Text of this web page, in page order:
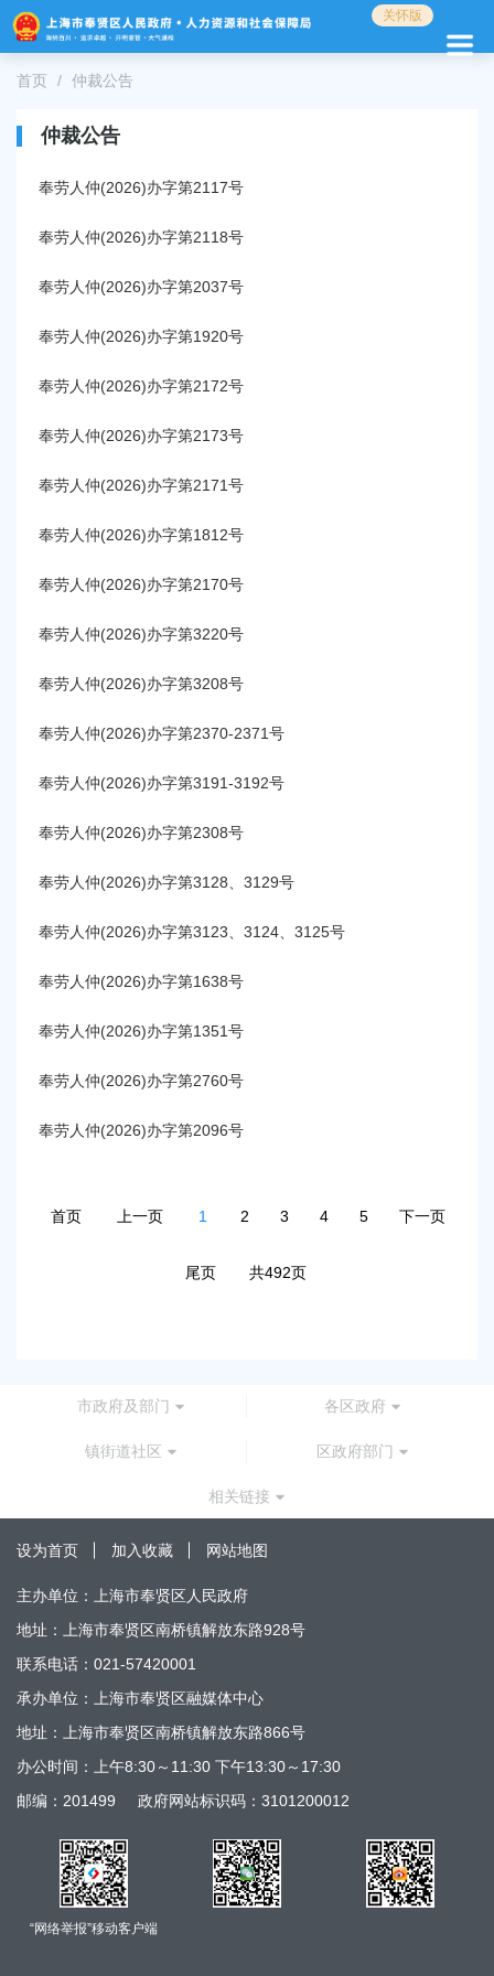
障
碍
关怀版
首页 仲裁公告
仲裁公告
奉劳人仲(2026)办字第2117号
奉劳人仲(2026)办字第2118号
奉劳人仲(2026)办字第2037号
奉劳人仲(2026)办字第1920号
奉劳人仲(2026)办字第2172号
奉劳人仲(2026)办字第2173号
奉劳人仲(2026)办字第2171号
奉劳人仲(2026)办字第1812号
奉劳人仲(2026)办字第2170号
奉劳人仲(2026)办字第3220号
奉劳人仲(2026)办字第3208号
奉劳人仲(2026)办字第2370-2371号
奉劳人仲(2026)办字第3191-3192号
奉劳人仲(2026)办字第2308号
奉劳人仲(2026)办字第3128、3129号
奉劳人仲(2026)办字第3123、3124、3125号
奉劳人仲(2026)办字第1638号
奉劳人仲(2026)办字第1351号
奉劳人仲(2026)办字第2760号
奉劳人仲(2026)办字第2096号
首页 上一页 1 2 3 4 5 下一页
尾页 共492页
市政府及部门 各区政府
镇街道社区 区政府部门
相关链接
设为首页 加入收藏 网站地图
主办单位：上海市奉贤区人民政府
地址：上海市奉贤区南桥镇解放东路928号
联系电话：021-57420001
承办单位：上海市奉贤区融媒体中心
地址：上海市奉贤区南桥镇解放东路866号
办公时间：上午8:30～11:30 下午13:30～17:30
邮编：201499
政府网站标识码：3101200012
“网络举报”移动客户端